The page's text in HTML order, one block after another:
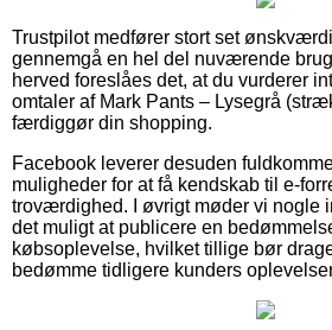
Trustpilot medfører stort set
gennemgå en hel del nuværende
herved foreslåes det, at du vurderer
omtaler af Mark Pants – Lysegrå
færdiggør din shopping.
Facebook leverer desuden
muligheder for at få kendskab til e-
troværdighed. I øvrigt møder vi nogle
det muligt at publicere en
købsoplevelse, hvilket tillige bør
bedømme tidligere kunders